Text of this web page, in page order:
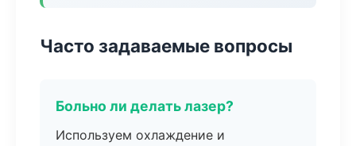
Часто задаваемые вопросы
Больно ли делать лазер?
Используем охлаждение и